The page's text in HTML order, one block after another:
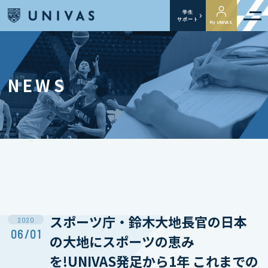
学生
サポート
My UNIVAS
NEWS
2020
06/01
スポーツ庁・鈴木大地長官の日本
の大地にスポーツの恵み
を!UNIVAS発足から1年 これまでの